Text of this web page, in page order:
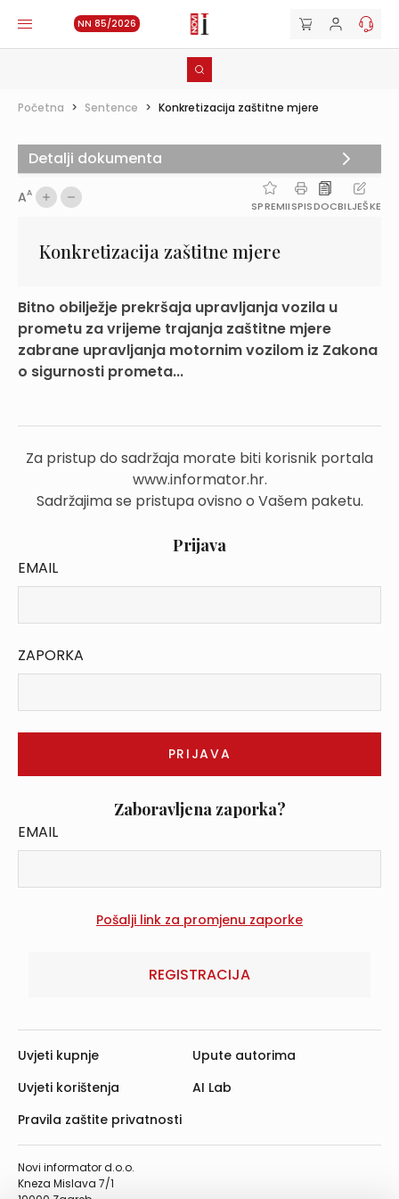
NN 85/2026
Početna > Sentence > Konkretizacija zaštitne mjere
AA
SPREMIISPISDOCBILJEŠKE
Konkretizacija zaštitne mjere
Bitno obilježje prekršaja upravljanja vozila u
prometu za vrijeme trajanja zaštitne mjere
zabrane upravljanja motornim vozilom iz Zakona
o sigurnosti prometa...
Za pristup do sadržaja morate biti korisnik portala
www.informator.hr.
Sadržajima se pristupa ovisno o Vašem paketu.
Prijava
EMAIL
ZAPORKA
Zaboravljena zaporka?
EMAIL
REGISTRACIJA
Detalji dokumenta
Novi informator d.o.o.
Kneza Mislava 7/1
Uvjeti kupnje
Uvjeti korištenja
Pravila zaštite privatnosti
Upute autorima
AI Lab